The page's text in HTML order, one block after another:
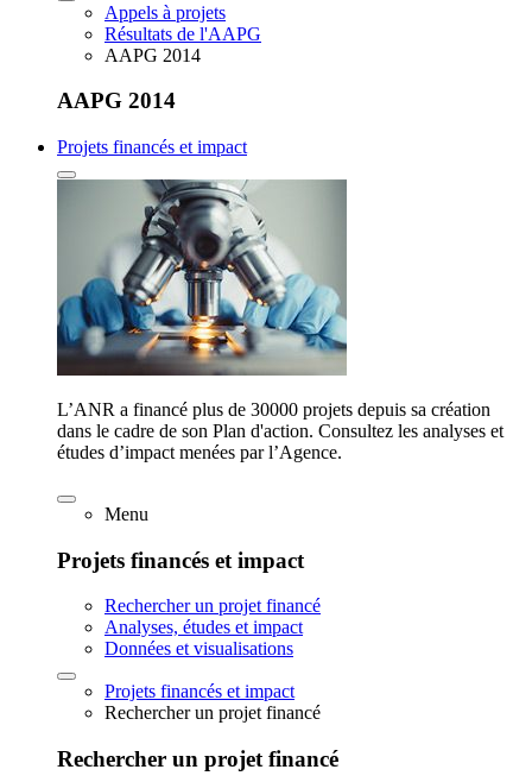
Appels à projets
Résultats de l'AAPG
AAPG 2014
AAPG 2014
Projets financés et impact
L’ANR a financé plus de 30000 projets depuis sa création
dans le cadre de son Plan d'action. Consultez les analyses et
études d’impact menées par l’Agence.
Menu
Projets financés et impact
Rechercher un projet financé
Analyses, études et impact
Données et visualisations
Projets financés et impact
Rechercher un projet financé
Rechercher un projet financé